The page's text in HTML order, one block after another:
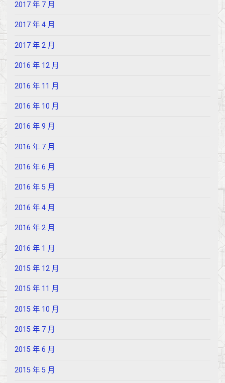
2017 年 7 月
2017 年 4 月
2017 年 2 月
2016 年 12 月
2016 年 11 月
2016 年 10 月
2016 年 9 月
2016 年 7 月
2016 年 6 月
2016 年 5 月
2016 年 4 月
2016 年 2 月
2016 年 1 月
2015 年 12 月
2015 年 11 月
2015 年 10 月
2015 年 7 月
2015 年 6 月
2015 年 5 月